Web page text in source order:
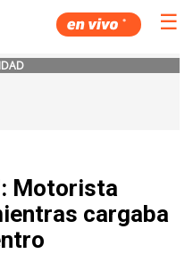
☰
Motorista
cargaba